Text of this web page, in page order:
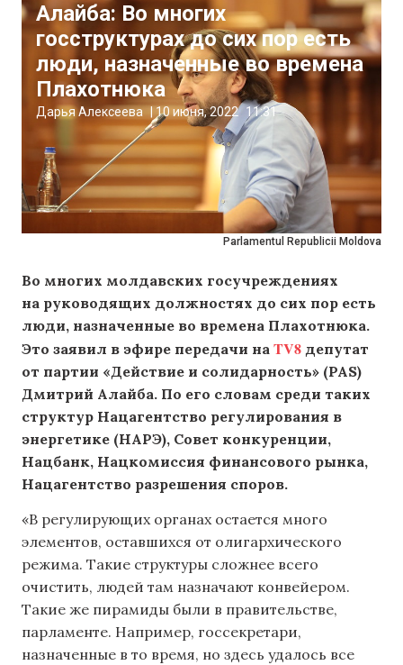
Parlamentul Republicii Moldova
Алайба: Во многих
госструктурах до сих пор есть
люди, назначенные во времена
Плахотнюка
Дарья Алексеева 10 июня, 2022 11:31
Во многих молдавских госучреждениях
на руководящих должностях до сих пор есть
люди, назначенные во времена Плахотнюка.
Это заявил в эфире передачи на TV8 депутат
от партии «Действие и солидарность» (PAS)
Дмитрий Алайба. По его словам среди таких
структур Нацагентство регулирования в
энергетике (НАРЭ), Совет конкуренции,
Нацбанк, Нацкомиссия финансового рынка,
Нацагентство разрешения споров.
«В регулирующих органах остается много
элементов, оставшихся от олигархического
режима. Такие структуры сложнее всего
очистить, людей там назначают конвейером.
Такие же пирамиды были в правительстве,
парламенте. Например, госсекретари,
назначенные в то время, но здесь удалось все